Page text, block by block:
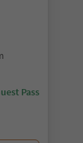
Pass